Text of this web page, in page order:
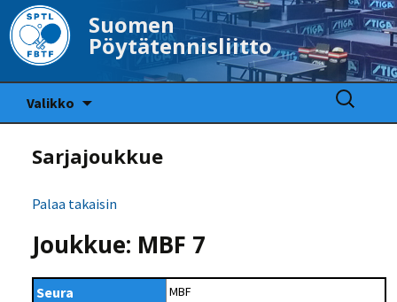
Suomen
Pöytätennisliitto
Valikko
Haku:
Sarjajoukkue
Palaa takaisin
Joukkue: MBF 7
Seura MBF